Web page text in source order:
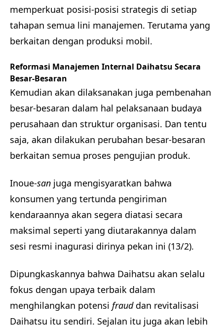
memperkuat posisi-posisi strategis di setiap
tahapan semua lini manajemen. Terutama yang
berkaitan dengan produksi mobil.
Reformasi Manajemen Internal Daihatsu Secara
Besar-Besaran
Kemudian akan dilaksanakan juga pembenahan
besar-besaran dalam hal pelaksanaan budaya
perusahaan dan struktur organisasi. Dan tentu
saja, akan dilakukan perubahan besar-besaran
berkaitan semua proses pengujian produk.
Inoue-san juga mengisyaratkan bahwa
konsumen yang tertunda pengiriman
kendaraannya akan segera diatasi secara
maksimal seperti yang diutarakannya dalam
sesi resmi inagurasi dirinya pekan ini (13/2).
Dipungkaskannya bahwa Daihatsu akan selalu
fokus dengan upaya terbaik dalam
menghilangkan potensi frauddan revitalisasi
Daihatsu itu sendiri. Sejalan itu juga akan lebih